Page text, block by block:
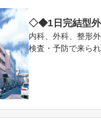
◇◆1日完結型
内科、外科、整形
検査・予防で来ら